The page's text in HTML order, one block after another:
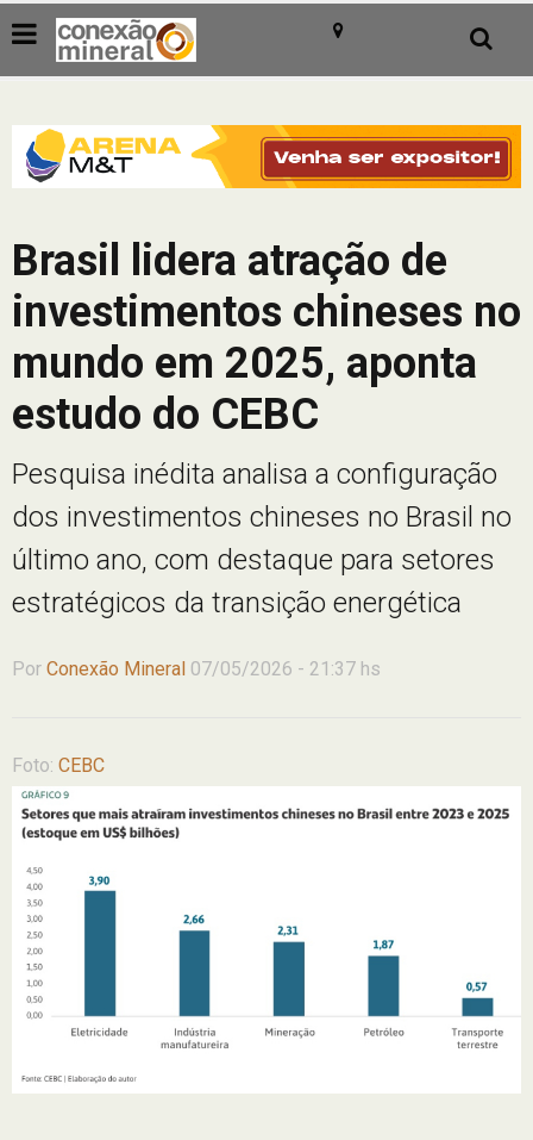
Brasil lidera atração de
investimentos chineses no
mundo em 2025, aponta
estudo do CEBC
Pesquisa inédita analisa a configuração
dos investimentos chineses no Brasil no
último ano, com destaque para setores
estratégicos da transição energética
Por Conexão Mineral 07/05/2026 - 21:37 hs
Foto: CEBC